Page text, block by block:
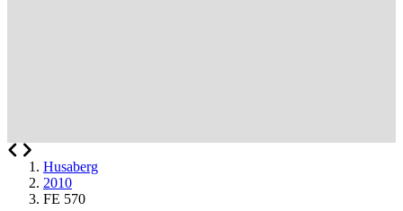
Husaberg
2010
FE 570